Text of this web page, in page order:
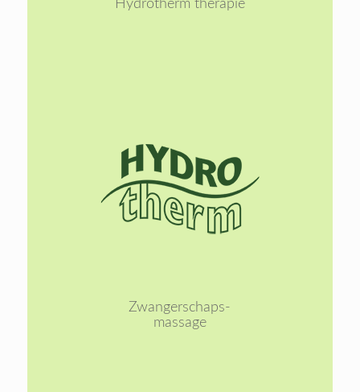
Hydrotherm therapie
Lees
meer
Zwangerschaps-
massage